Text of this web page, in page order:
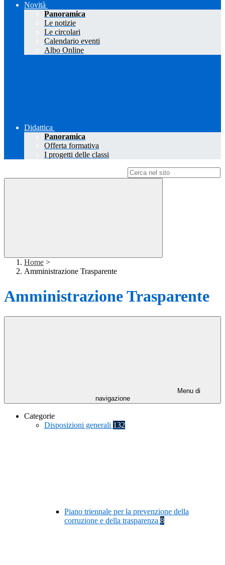
Novità
Panoramica
Le notizie
Le circolari
Calendario eventi
Albo Online
Didattica
Panoramica
Offerta formativa
I progetti delle classi
Home >
Amministrazione Trasparente
Amministrazione Trasparente
Menu di
navigazione
Categorie
Disposizioni generali 132
Piano triennale per la prevenzione della
corruzione e della trasparenza 8